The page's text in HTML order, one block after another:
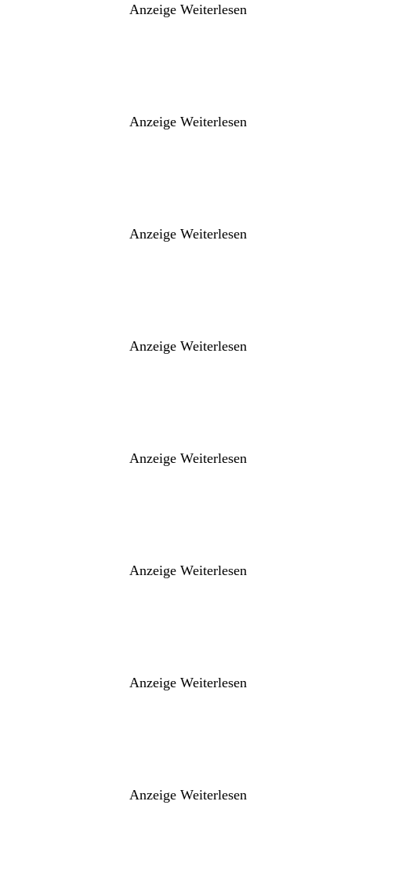
Anzeige Weiterlesen
Anzeige Weiterlesen
Anzeige Weiterlesen
Anzeige Weiterlesen
Anzeige Weiterlesen
Anzeige Weiterlesen
Anzeige Weiterlesen
Anzeige Weiterlesen